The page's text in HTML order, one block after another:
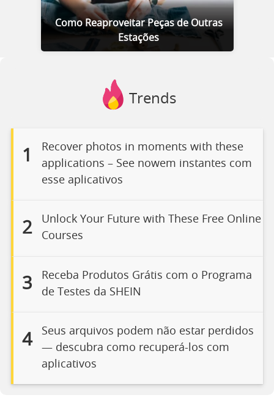
Como Reaproveitar Peças de Outras
Estações
Trends
1
Recover photos in moments with these
applications – See nowem instantes com
esse aplicativos
2
Unlock Your Future with These Free Online
Courses
3
Receba Produtos Grátis com o Programa
de Testes da SHEIN
4
Seus arquivos podem não estar perdidos
— descubra como recuperá-los com
aplicativos